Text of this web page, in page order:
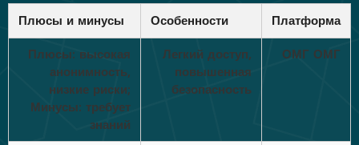
Платформа
Особенности
Плюсы и минусы
ОМГ ОМГ
Легкий доступ,
повышенная
безопасность
Плюсы: высокая
анонимность,
низкие риски;
Минусы: требует
знаний